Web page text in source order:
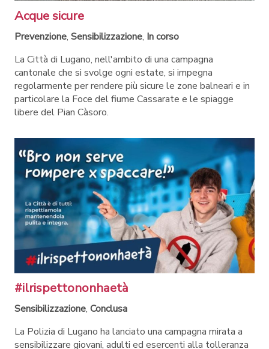
Acque sicure
Prevenzione, Sensibilizzazione, In corso
La Città di Lugano, nell'ambito di una campagna
cantonale che si svolge ogni estate, si impegna
regolarmente per rendere più sicure le zone balneari e in
particolare la Foce del fiume Cassarate e le spiagge
libere del Pian Càsoro.
#ilrispettononhaetà
Sensibilizzazione, Conclusa
La Polizia di Lugano ha lanciato una campagna mirata a
sensibilizzare giovani, adulti ed esercenti alla tolleranza